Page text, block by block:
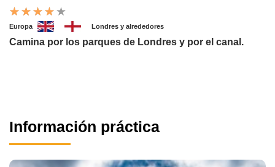
Europa Londres y alrededores
Camina por los parques de Londres y por el canal.
Información práctica